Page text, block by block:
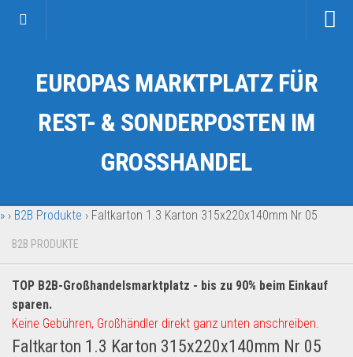
Kategorien
Auto & Motorrad
Fahrzeuge & Transport
Garten & Werkzeug
Geschäft, Büro & Schreibwaren
Geschenkartikel
Handy und Smartphone
Kosmetik & Pflege
EUROPAS MARKTPLATZ FÜR
REST- & SONDERPOSTEN IM
GROSSHANDEL
» › B2B Produkte › Faltkarton 1.3 Karton 315x220x140mm Nr 05
B2B PRODUKTE
TOP B2B-Großhandelsmarktplatz - bis zu 90% beim Einkauf
sparen.
Keine Gebühren, Großhändler direkt ganz unten anschreiben.
Faltkarton 1.3 Karton 315x220x140mm Nr 05